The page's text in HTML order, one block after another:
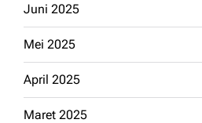
Juni 2025
Mei 2025
April 2025
Maret 2025